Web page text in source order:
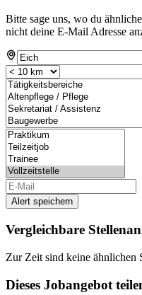
Bitte sage uns, wo du
nicht deine E-Mail Adresse
Alert speichern
Vergleichbare
Zur Zeit sind keine ähnlichen
Dieses Jobangebot